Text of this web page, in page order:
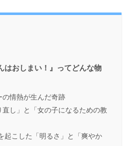
はおしまい！』ってどんな物
の情熱が生んだ奇跡
し」と「女の子になるための教
起こした「明るさ」と「爽やか